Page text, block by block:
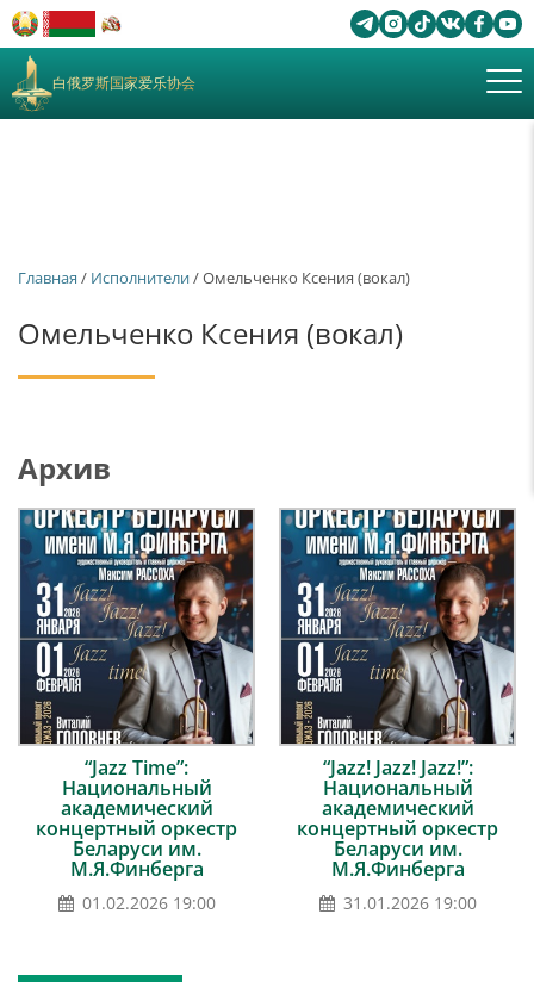
白俄罗斯国家爱乐协会
Главная / Исполнители/ Омельченко Ксения (вокал)
Омельченко Ксения (вокал)
Архив
“Jazz Time”:
Национальный
академический
концертный оркестр
Беларуси им.
М.Я.Финберга
01.02.2026 19:00
“Jazz! Jazz! Jazz!”:
Национальный
академический
концертный оркестр
Беларуси им.
М.Я.Финберга
31.01.2026 19:00